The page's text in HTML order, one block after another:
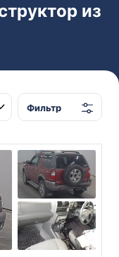
из
Фильтр